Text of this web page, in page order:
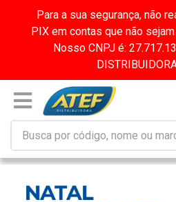
Para a sua segurança, não
PIX em contas que não
Nosso CNPJ é: